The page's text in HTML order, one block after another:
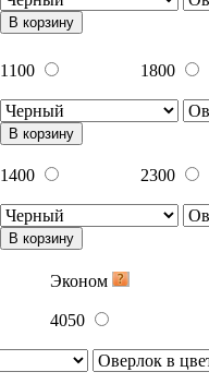
В корзину
1100 1800
В корзину
1400 2300
В корзину
Эконом
4050